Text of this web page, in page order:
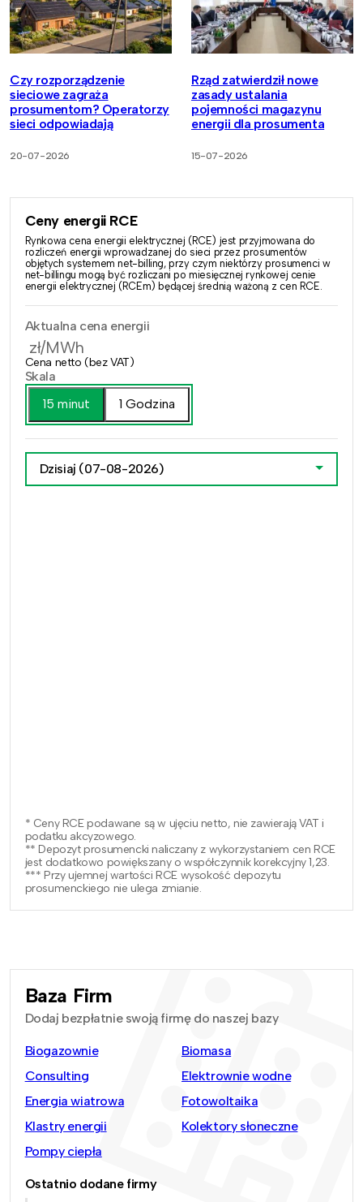
Czy rozporządzenie
sieciowe zagraża
prosumentom? Operatorzy
sieci odpowiadają
20-07-2026
Rząd zatwierdził nowe
zasady ustalania
pojemności magazynu
energii dla prosumenta
15-07-2026
Ceny energii RCE
Rynkowa cena energii elektrycznej (RCE) jest przyjmowana do
rozliczeń energii wprowadzanej do sieci przez prosumentów
objętych systemem net-billing, przy czym niektórzy prosumenci w
net-billingu mogą być rozliczani po miesięcznej rynkowej cenie
energii elektrycznej (RCEm) będącej średnią ważoną z cen RCE.
Aktualna cena energii
zł/MWh
Cena netto (bez VAT)
Skala
15 minut
1 Godzina
Dzisiaj (07-08-2026)
* Ceny RCE podawane są w ujęciu netto, nie zawierają VAT i
podatku akcyzowego.
** Depozyt prosumencki naliczany z wykorzystaniem cen RCE
jest dodatkowo powiększany o współczynnik korekcyjny 1,23.
*** Przy ujemnej wartości RCE wysokość depozytu
prosumenckiego nie ulega zmianie.
Baza Firm
Dodaj bezpłatnie swoją firmę do naszej bazy
Biogazownie
Biomasa
Consulting
Elektrownie wodne
Energia wiatrowa
Fotowoltaika
Klastry energii
Kolektory słoneczne
Pompy ciepła
Ostatnio dodane firmy